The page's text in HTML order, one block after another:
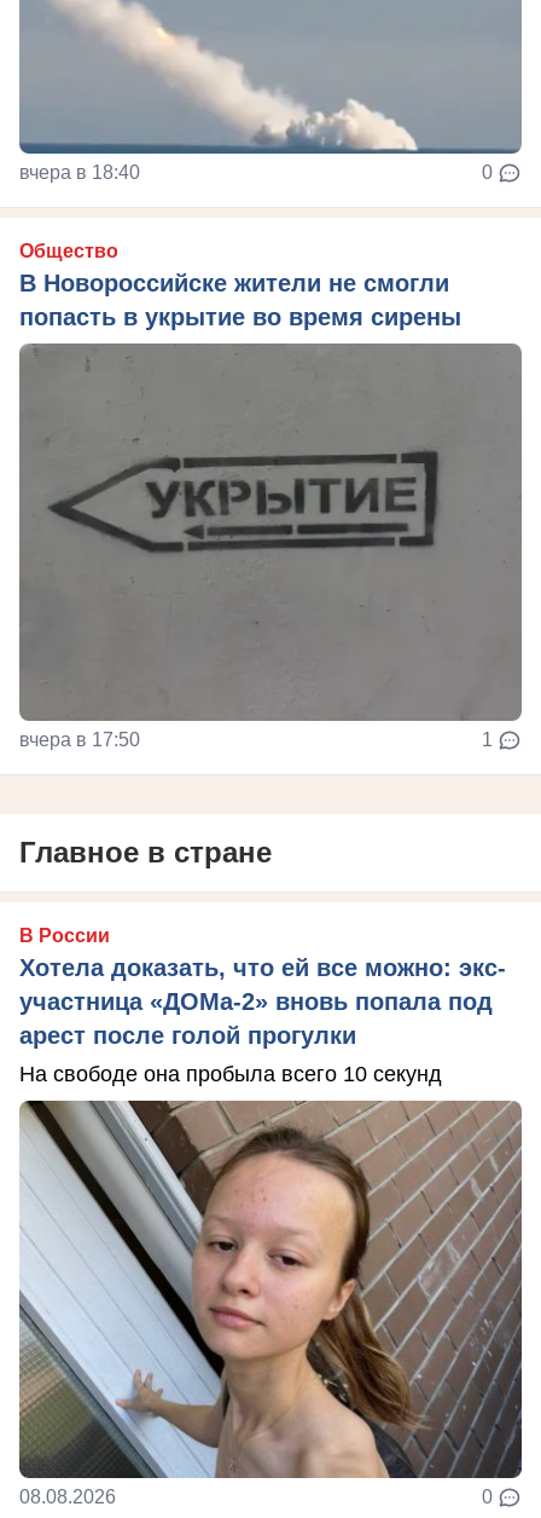
вчера в 18:40 0
Общество
В Новороссийске жители не смогли
попасть в укрытие во время сирены
вчера в 17:50 1
Главное в стране
В России
Хотела доказать, что ей все можно: экс-
участница «ДОМа-2» вновь попала под
арест после голой прогулки
На свободе она пробыла всего 10 секунд
08.08.2026 0